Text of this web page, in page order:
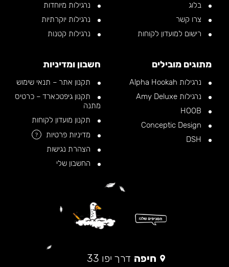
בלוג
צרו קשר
רישום למועדון לקוחות
נרגילות מיוחדות
נרגילות יוקרתיות
נרגילות קטנות
מתוגים מובילים
נרגילות Alpha Hookah
נרגילות Amy Deluxe
חשבון ומדיניות
תקנון אתר – תנאי שימוש
תקנון גיפטכארד – כרטיס
מתנה
תקנון מועדון לקוחות
מדיניות פרטיות
?
הצהרת נגישות
החשבון שלי
חיפה דרך יפו 33